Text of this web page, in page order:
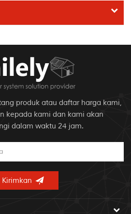
produk atau daftar harga kami,
kepada kami dan kami akan
dalam waktu 24 jam.